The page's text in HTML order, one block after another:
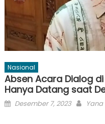
Nasional
Absen Acara Dialog
Hanya Datang saat
Posted
Desember 7, 2023 Author
Yana